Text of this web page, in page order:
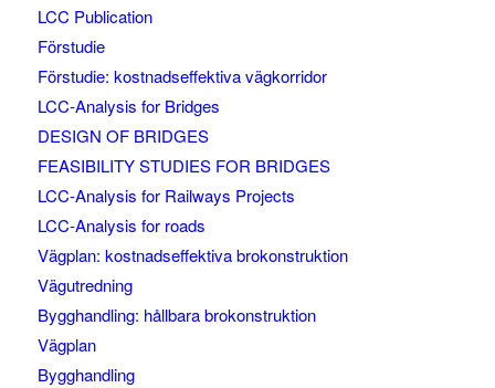
LCC Publication
Förstudie
Förstudie: kostnadseffektiva vägkorridor
LCC-Analysis for Bridges
DESIGN OF BRIDGES
FEASIBILITY STUDIES FOR BRIDGES
LCC-Analysis for Railways Projects
LCC-Analysis for roads
Vägplan: kostnadseffektiva brokonstruktion
Vägutredning
Bygghandling: hållbara brokonstruktion
Vägplan
Bygghandling